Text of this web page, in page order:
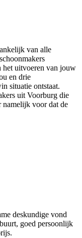
van alle
het uitvoeren van jouw
en drie
situatie ontstaat.
uit Voorburg die
namelijk voor dat de
deskundige vond
goed persoonlijk